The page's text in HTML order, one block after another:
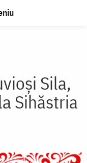
Sila,
Sihăstria